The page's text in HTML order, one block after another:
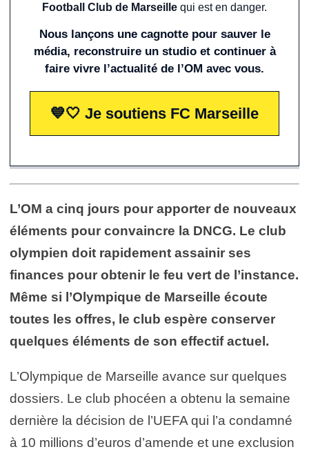
Football Club de Marseille qui est en danger.
Nous lançons une cagnotte pour sauver le
média, reconstruire un studio et continuer à
faire vivre l’actualité de l’OM avec vous.
💙🤍 Je soutiens FC Marseille
L’OM a cinq jours pour apporter de nouveaux
éléments pour convaincre la DNCG. Le club
olympien doit rapidement assainir ses
finances pour obtenir le feu vert de l’instance.
Même si l’Olympique de Marseille écoute
toutes les offres, le club espère conserver
quelques éléments de son effectif actuel.
L’Olympique de Marseille avance sur quelques
dossiers. Le club phocéen a obtenu la semaine
dernière la décision de l’UEFA qui l’a condamné
à 10 millions d’euros d’amende et une exclusion